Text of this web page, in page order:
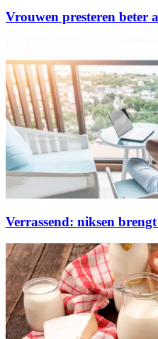
Vrouwen presteren beter
Verrassend: niksen